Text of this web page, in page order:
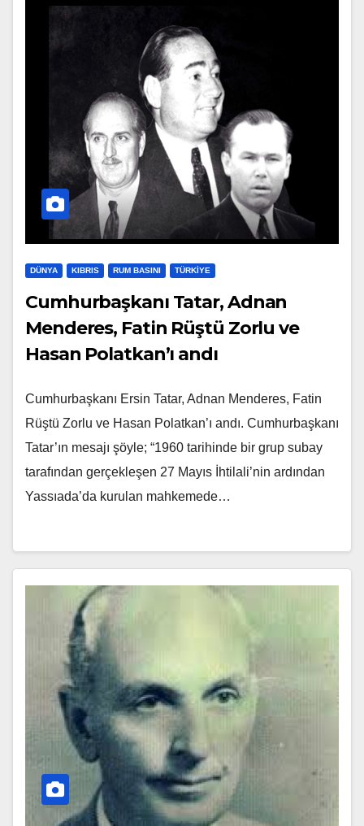
DÜNYA KIBRIS RUM BASINI TÜRKIYE
Cumhurbaşkanı Tatar, Adnan
Menderes, Fatin Rüştü Zorlu ve
Hasan Polatkan’ı andı
Cumhurbaşkanı Ersin Tatar, Adnan Menderes, Fatin
Rüştü Zorlu ve Hasan Polatkan’ı andı. Cumhurbaşkanı
Tatar’ın mesajı şöyle; “1960 tarihinde bir grup subay
tarafından gerçekleşen 27 Mayıs İhtilali’nin ardından
Yassıada’da kurulan mahkemede…